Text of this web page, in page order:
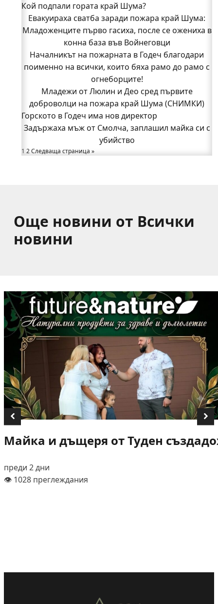
Видин
Кой подпали гората край Шума?
Младежи от Люлин и Део сред първите
доброволци на пожара край Шума (СНИМКИ)
Началникът на пожарната в Годеч благодари
поименно на всички, които бяха рамо до рамо с
огнеборците!
150 декара гори, треви и храсти изгоряха край
Годеч, десетки доброволци се хвърлиха в
битката с огъня (СНИМКИ/ВИДЕО)
Полицията влиза в селата
Възможни са прекъсвания на тока утре в части
от община Годеч
Кой подпали гората край Шума?
Евакуираха сватба заради пожара край Шума:
Младоженците първо гасиха, после се ожениха в
конна база във Войнеговци
Началникът на пожарната в Годеч благодари
поименно на всички, които бяха рамо до рамо с
огнеборците!
Младежи от Люлин и Део сред първите
доброволци на пожара край Шума (СНИМКИ)
Горското в Годеч има нов директор
Задържаха мъж от Смолча, заплашил майка си с
убийство
1 2Следваща страница »
Още новини от Всички
новини
Майка и дъщеря от Туден
преди 2 дни
👁️ 1028 преглеждания